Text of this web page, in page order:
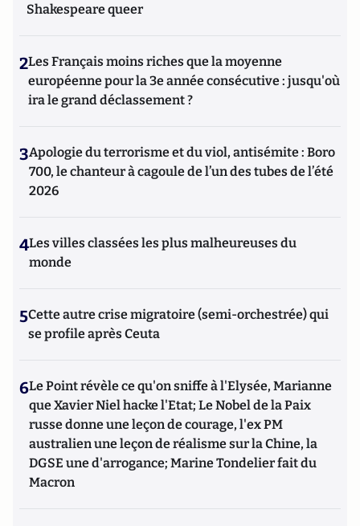
Shakespeare queer
2Les Français moins riches que la moyenne
européenne pour la 3e année consécutive : jusqu'où
ira le grand déclassement ?
3Apologie du terrorisme et du viol, antisémite : Boro
700, le chanteur à cagoule de l’un des tubes de l’été
2026
4Les villes classées les plus malheureuses du
monde
5Cette autre crise migratoire (semi-orchestrée) qui
se profile après Ceuta
6Le Point révèle ce qu'on sniffe à l'Elysée, Marianne
que Xavier Niel hacke l'Etat; Le Nobel de la Paix
russe donne une leçon de courage, l'ex PM
australien une leçon de réalisme sur la Chine, la
DGSE une d'arrogance; Marine Tondelier fait du
Macron